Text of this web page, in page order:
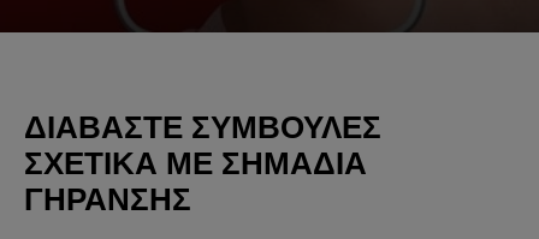
ΔΙΑΒΆΣΤΕ ΣΥΜΒΟΥΛΈΣ
ΣΧΕΤΙΚΆ ΜΕ ΣΗΜΑΔΙΑ
ΓΗΡΑΝΣΗΣ